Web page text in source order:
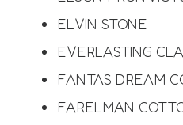
ELVIN STONE​​​
EVERLASTING
FANTAS DREAM
FARELMAN